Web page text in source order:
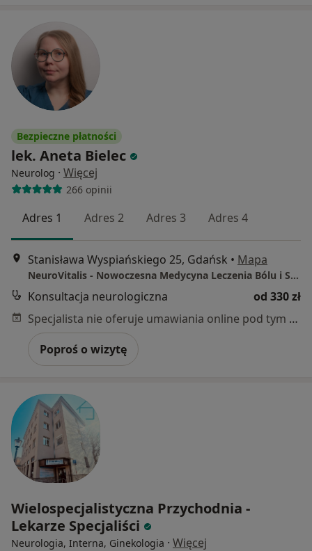
Bezpieczne płatności
lek. Aneta Bielec
Neurolog · Więcej
266 opinii
Adres 1 Adres 2 Adres 3 Adres 4
Stanisława Wyspiańskiego 25, Gdańsk • Mapa
NeuroVitalis - Nowoczesna Medycyna Leczenia Bólu i Schorzeń Neurologicznych
Konsultacja neurologiczna
od 330 zł
Specjalista nie oferuje umawiania online pod tym adresem.
Poproś o wizytę
Wielospecjalistyczna Przychodnia -
Lekarze Specjaliści
Neurologia, Interna, Ginekologia · Więcej